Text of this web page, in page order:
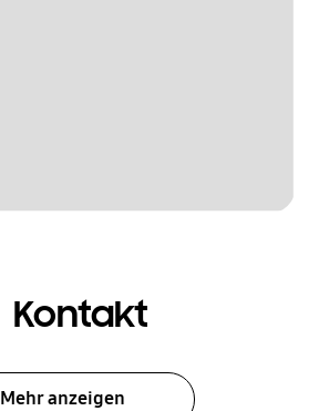
Kontakt
Mehr anzeigen